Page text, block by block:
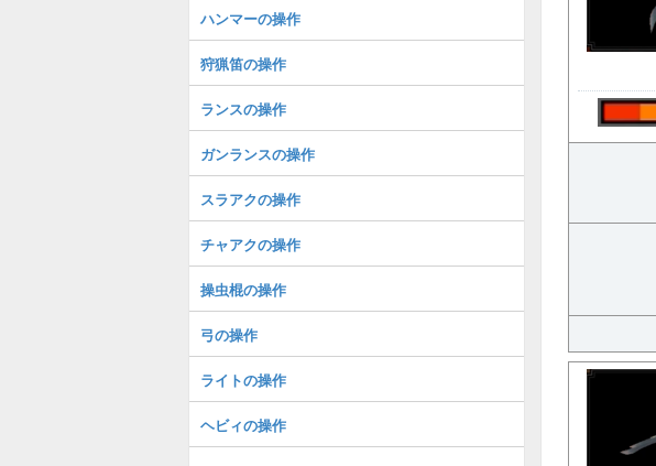
ハンマーの操作
狩猟笛の操作
ランスの操作
ガンランスの操作
スラアクの操作
チャアクの操作
操虫棍の操作
弓の操作
ライトの操作
ヘビィの操作